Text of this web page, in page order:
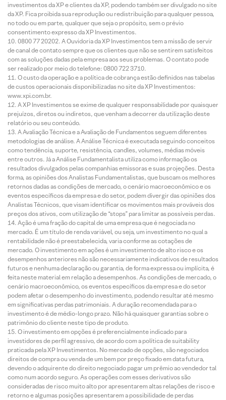
investimentos da XP e clientes da XP, podendo também ser divulgado no site
da XP. Fica proibida sua reprodução ou redistribuição para qualquer pessoa,
no todo ou em parte, qualquer que seja o propósito, sem o prévio
consentimento expresso da XP Investimentos.
0800 77 20202. A Ouvidoria da XP Investimentos tem a missão de servir
de canal de contato sempre que os clientes que não se sentirem satisfeitos
com as soluções dadas pela empresa aos seus problemas. O contato pode
ser realizado por meio do telefone: 0800 722 3710.
O custo da operação e a política de cobrança estão definidos nas tabelas
de custos operacionais disponibilizadas no site da XP Investimentos:
www.xpi.com.br.
A XP Investimentos se exime de qualquer responsabilidade por quaisquer
prejuízos, diretos ou indiretos, que venham a decorrer da utilização deste
relatório ou seu conteúdo.
A Avaliação Técnica e a Avaliação de Fundamentos seguem diferentes
metodologias de análise. A Análise Técnica é executada seguindo conceitos
como tendência, suporte, resistência, candles, volumes, médias móveis
entre outros. Já a Análise Fundamentalista utiliza como informação os
resultados divulgados pelas companhias emissoras e suas projeções. Desta
forma, as opiniões dos Analistas Fundamentalistas, que buscam os melhores
retornos dadas as condições de mercado, o cenário macroeconômico e os
eventos específicos da empresa e do setor, podem divergir das opiniões dos
Analistas Técnicos, que visam identificar os movimentos mais prováveis dos
preços dos ativos, com utilização de “stops” para limitar as possíveis perdas.
Ação é uma fração do capital de uma empresa que é negociada no
mercado. É um título de renda variável, ou seja, um investimento no qual a
rentabilidade não é preestabelecida, varia conforme as cotações de
mercado. O investimento em ações é um investimento de alto risco e os
desempenhos anteriores não são necessariamente indicativos de resultados
futuros e nenhuma declaração ou garantia, de forma expressa ou implícita, é
feita neste material em relação a desempenhos. As condições de mercado, o
cenário macroeconômico, os eventos específicos da empresa e do setor
podem afetar o desempenho do investimento, podendo resultar até mesmo
em significativas perdas patrimoniais. A duração recomendada para o
investimento é de médio-longo prazo. Não há quaisquer garantias sobre o
patrimônio do cliente neste tipo de produto.
O investimento em opções é preferencialmente indicado para
investidores de perfil agressivo, de acordo com a política de suitability
praticada pela XP Investimentos. No mercado de opções, são negociados
direitos de compra ou venda de um bem por preço fixado em data futura,
devendo o adquirente do direito negociado pagar um prêmio ao vendedor tal
como num acordo seguro. As operações com esses derivativos são
consideradas de risco muito alto por apresentarem altas relações de risco e
retorno e algumas posições apresentarem a possibilidade de perdas